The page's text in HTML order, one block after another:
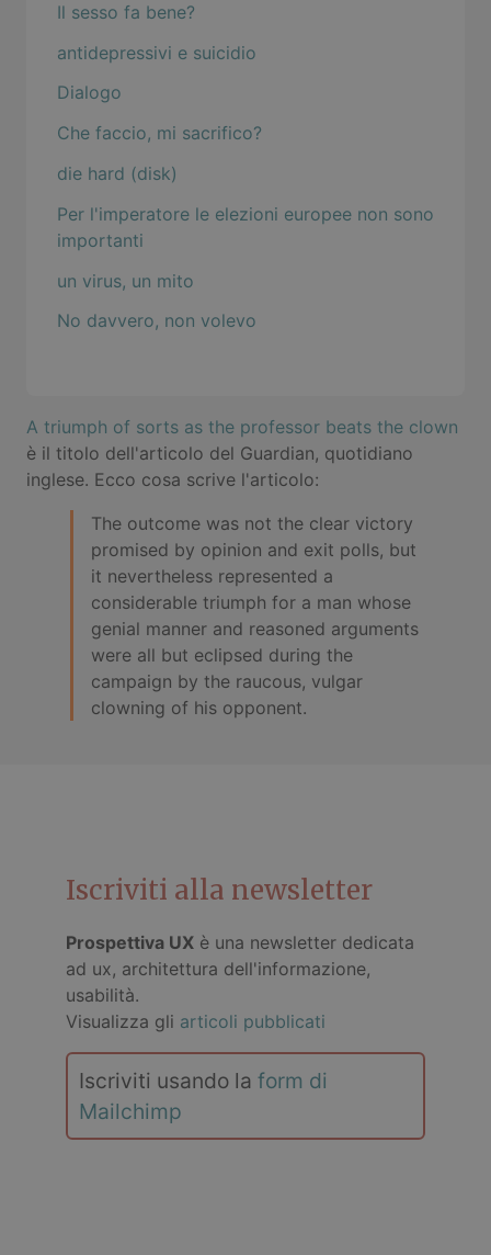
Il sesso fa bene?
antidepressivi e suicidio
Dialogo
Che faccio, mi sacrifico?
die hard (disk)
Per l'imperatore le elezioni europee non sono
importanti
un virus, un mito
No davvero, non volevo
A triumph of sorts as the professor beats the clown
è il titolo dell'articolo del Guardian, quotidiano
inglese. Ecco cosa scrive l'articolo:
The outcome was not the clear victory
promised by opinion and exit polls, but
it nevertheless represented a
considerable triumph for a man whose
genial manner and reasoned arguments
were all but eclipsed during the
campaign by the raucous, vulgar
clowning of his opponent.
Iscriviti alla newsletter
Prospettiva UX è una newsletter dedicata
ad ux, architettura dell'informazione,
usabilità.
Visualizza gli articoli pubblicati
Iscriviti usando la form di
Mailchimp